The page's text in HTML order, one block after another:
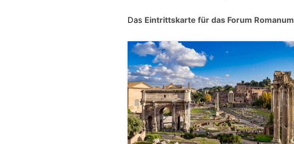
Das Eintrittskarte für das Forum Romanum